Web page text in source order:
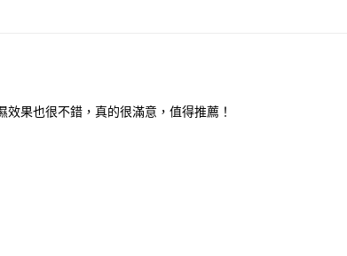
果也很不錯，真的很滿意，值得推薦！